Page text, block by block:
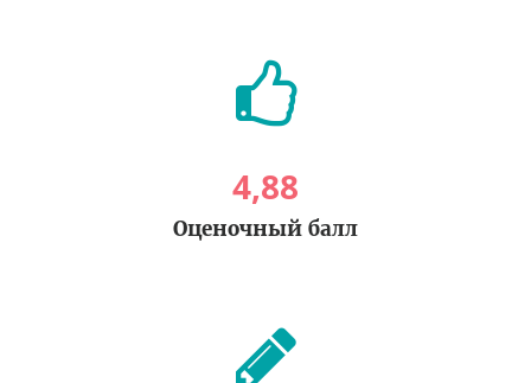
4,88
Оценочный балл